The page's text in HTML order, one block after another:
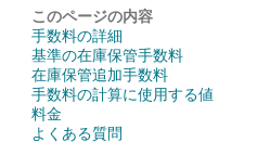
Deutsch
- DE
Español
- ES
このページの内容
手数料の詳細
基準の在庫保管手数料
在庫保管追加手数料
手数料の計算に使用する値
料金
よくある質問